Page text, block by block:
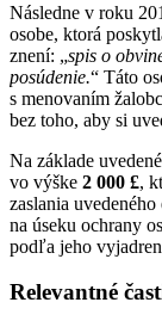
Následne v roku
osobe, ktorá
znení: „spis o
posúdenie.“ Táto
s menovaním
bez toho, aby si
Na základe
vo výške 2 000 £,
zaslania
na úseku ochrany
podľa jeho
Relevantné